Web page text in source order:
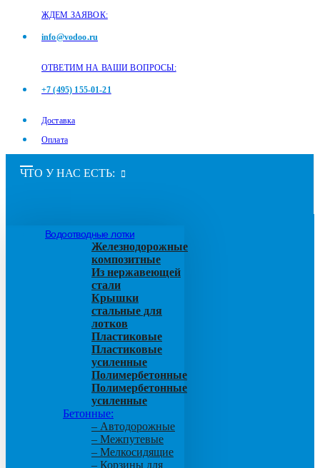
ЖДЕМ ЗАЯВОК:
info@vodoo.ru
ОТВЕТИМ НА ВАШИ ВОПРОСЫ:
+7 (495) 155-01-21
Доставка
Оплата
ЧТО У НАС ЕСТЬ:
Водоотводные лотки
Железнодорожные
композитные
Из нержавеющей
стали
Крышки
стальные для
лотков
Пластиковые
Пластиковые
усиленные
Полимербетонные
Полимербетонные
усиленные
Бетонные:
– Автодорожные
– Межпутевые
– Мелкосидящие
– Корзины для